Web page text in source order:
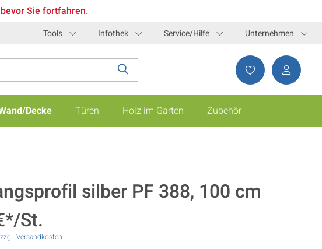
Sie fortfahren.
Tools Infothek Service/Hilfe Unternehmen
Decke Türen Holz im Garten Zubehör
silber PF 388, 100 cm
St.
Versandkosten